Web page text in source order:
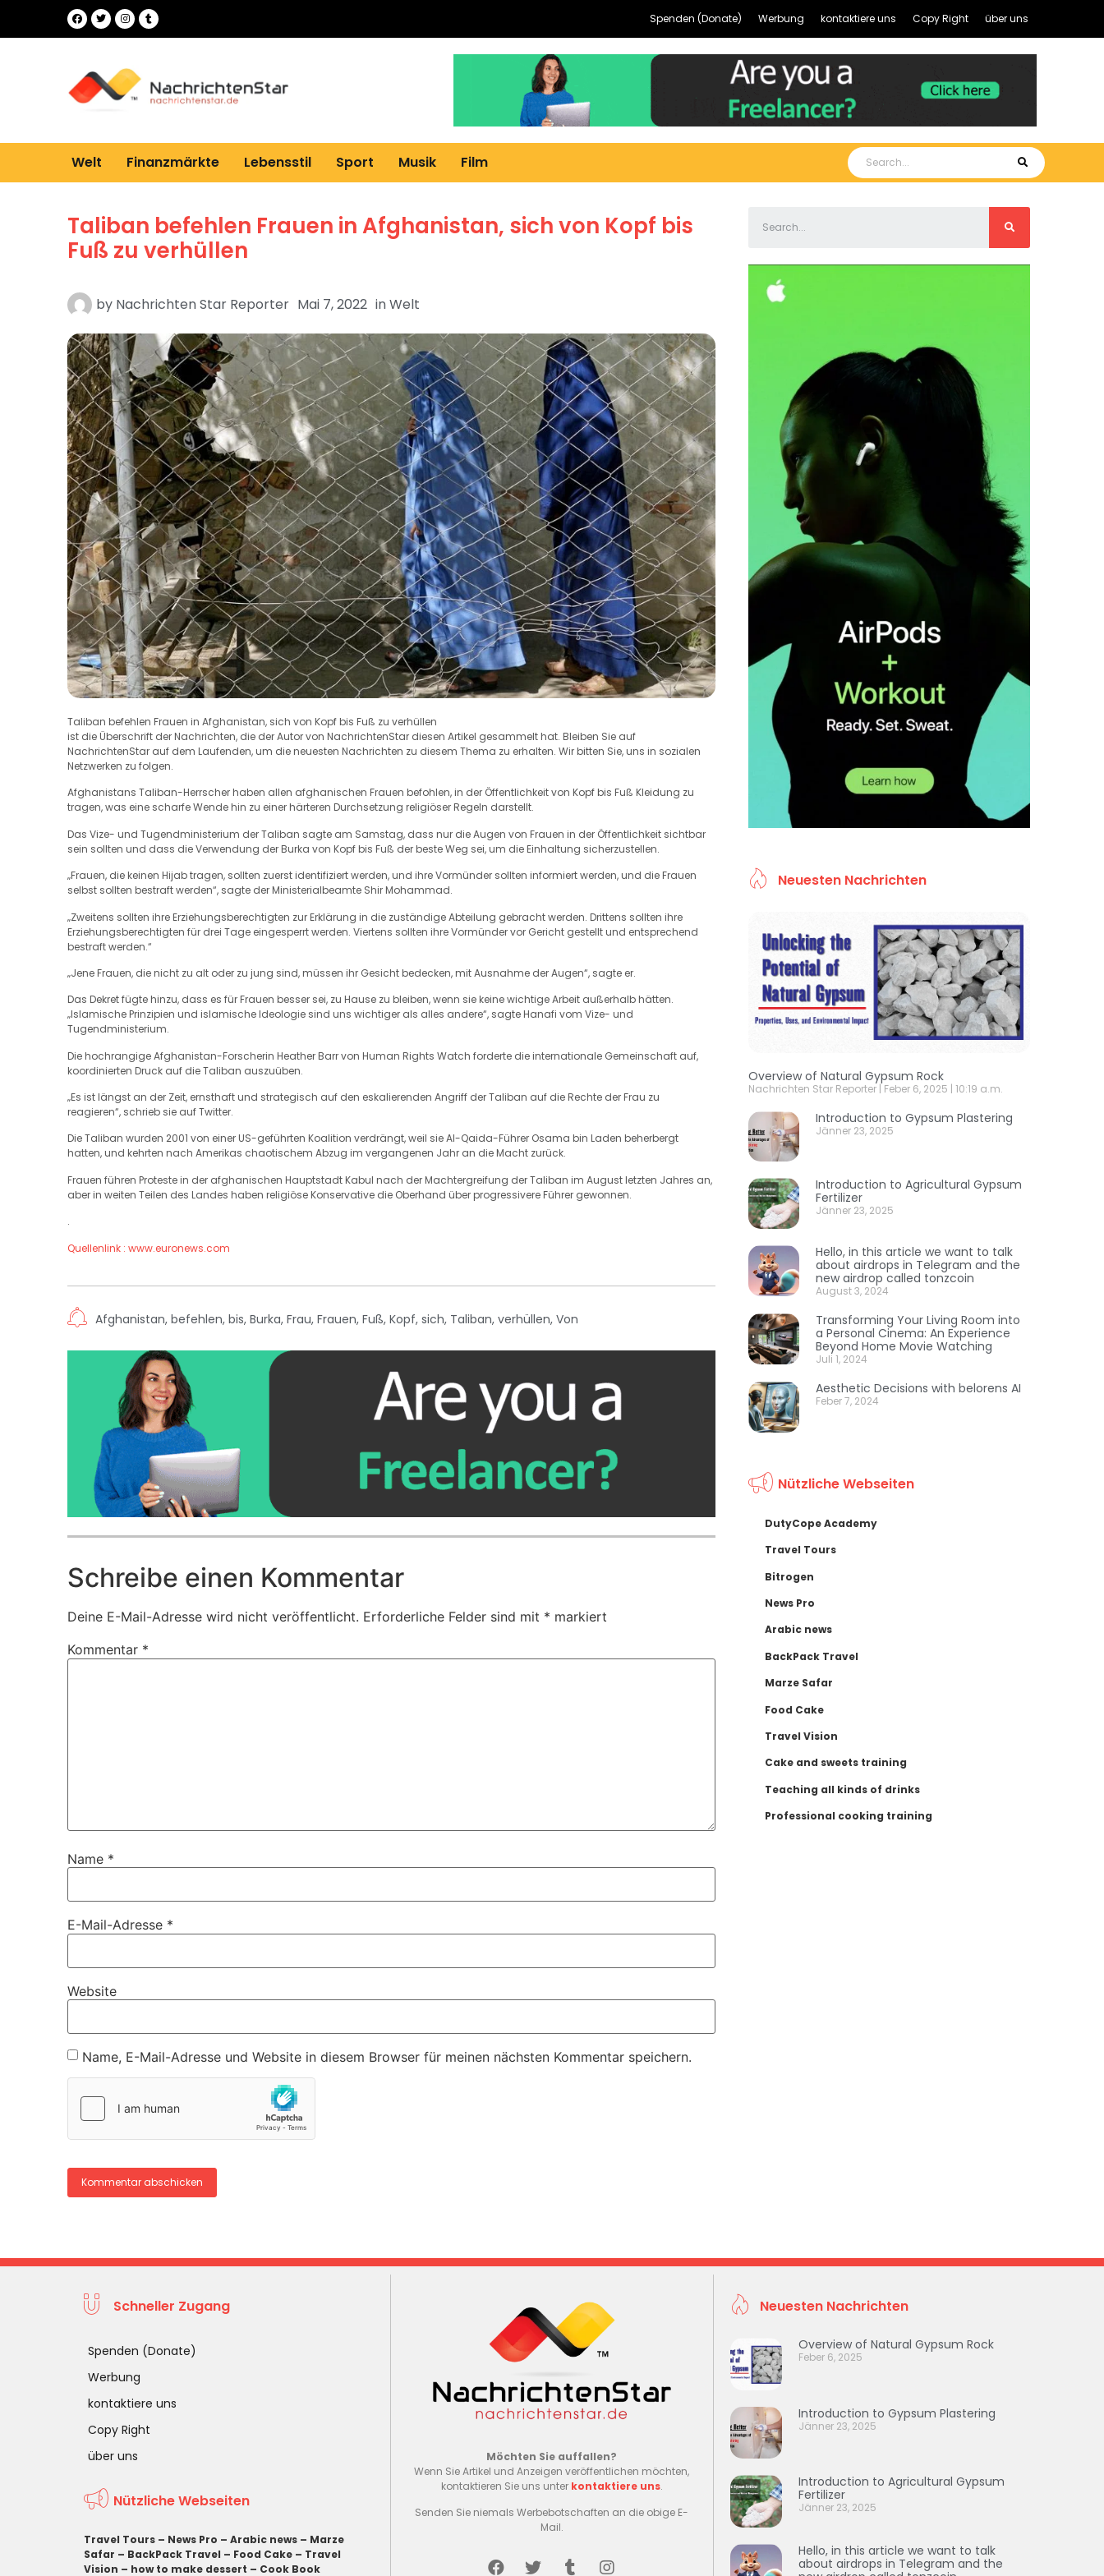
Spenden (Donate) Werbung kontaktiere uns Copy Right über uns
Welt Finanzmärkte Lebensstil Sport Musik Film
Taliban befehlen Frauen in Afghanistan, sich von Kopf bis
Fuß zu verhüllen
by Nachrichten Star Reporter Mai 7, 2022 inWelt
Taliban befehlen Frauen in Afghanistan, sich von Kopf bis Fuß zu verhüllen
ist die Überschrift der Nachrichten, die der Autor von NachrichtenStar diesen Artikel gesammelt hat. Bleiben Sie auf
NachrichtenStar auf dem Laufenden, um die neuesten Nachrichten zu diesem Thema zu erhalten. Wir bitten Sie, uns in sozialen
Netzwerken zu folgen.
Afghanistans Taliban-Herrscher haben allen afghanischen Frauen befohlen, in der Öffentlichkeit von Kopf bis Fuß Kleidung zu
tragen, was eine scharfe Wende hin zu einer härteren Durchsetzung religiöser Regeln darstellt.
Das Vize- und Tugendministerium der Taliban sagte am Samstag, dass nur die Augen von Frauen in der Öffentlichkeit sichtbar
sein sollten und dass die Verwendung der Burka von Kopf bis Fuß der beste Weg sei, um die Einhaltung sicherzustellen.
„Frauen, die keinen Hijab tragen, sollten zuerst identifiziert werden, und ihre Vormünder sollten informiert werden, und die Frauen
selbst sollten bestraft werden“, sagte der Ministerialbeamte Shir Mohammad.
„Zweitens sollten ihre Erziehungsberechtigten zur Erklärung in die zuständige Abteilung gebracht werden. Drittens sollten ihre
Erziehungsberechtigten für drei Tage eingesperrt werden. Viertens sollten ihre Vormünder vor Gericht gestellt und entsprechend
bestraft werden.“
„Jene Frauen, die nicht zu alt oder zu jung sind, müssen ihr Gesicht bedecken, mit Ausnahme der Augen“, sagte er.
Das Dekret fügte hinzu, dass es für Frauen besser sei, zu Hause zu bleiben, wenn sie keine wichtige Arbeit außerhalb hätten.
„Islamische Prinzipien und islamische Ideologie sind uns wichtiger als alles andere“, sagte Hanafi vom Vize- und
Tugendministerium.
Die hochrangige Afghanistan-Forscherin Heather Barr von Human Rights Watch forderte die internationale Gemeinschaft auf,
koordinierten Druck auf die Taliban auszuüben.
„Es ist längst an der Zeit, ernsthaft und strategisch auf den eskalierenden Angriff der Taliban auf die Rechte der Frau zu
reagieren“, schrieb sie auf Twitter.
Die Taliban wurden 2001 von einer US-geführten Koalition verdrängt, weil sie Al-Qaida-Führer Osama bin Laden beherbergt
hatten, und kehrten nach Amerikas chaotischem Abzug im vergangenen Jahr an die Macht zurück.
Frauen führen Proteste in der afghanischen Hauptstadt Kabul nach der Machtergreifung der Taliban im August letzten Jahres an,
aber in weiten Teilen des Landes haben religiöse Konservative die Oberhand über progressivere Führer gewonnen.
.
Quellenlink : www.euronews.com
Afghanistan, befehlen, bis, Burka, Frau, Frauen, Fuß, Kopf, sich, Taliban, verhüllen, Von
Schreibe einen Kommentar
Deine E-Mail-Adresse wird nicht veröffentlicht. Erforderliche Felder sind mit * markiert
Kommentar *
Name *
E-Mail-Adresse *
Website
Name, E-Mail-Adresse und Website in diesem Browser für meinen nächsten Kommentar speichern.
Neuesten Nachrichten
Overview of Natural Gypsum Rock
Nachrichten Star Reporter Feber 6, 2025 10:19 a.m.
Introduction to Gypsum Plastering
Jänner 23, 2025
Introduction to Agricultural Gypsum
Fertilizer
Jänner 23, 2025
Hello, in this article we want to talk
about airdrops in Telegram and the
new airdrop called tonzcoin
August 3, 2024
Transforming Your Living Room into
a Personal Cinema: An Experience
Beyond Home Movie Watching
Juli 1, 2024
Aesthetic Decisions with belorens AI
Feber 7, 2024
Nützliche Webseiten
DutyCope Academy
Travel Tours
Bitrogen
News Pro
Arabic news
BackPack Travel
Marze Safar
Food Cake
Travel Vision
Cake and sweets training
Teaching all kinds of drinks
Professional cooking training
Schneller Zugang
Spenden (Donate)
Werbung
kontaktiere uns
Copy Right
über uns
Nützliche Webseiten
Travel Tours – News Pro – Arabic news – Marze
Safar – BackPack Travel – Food Cake – Travel
Vision – how to make dessert – Cook Book
Möchten Sie auffallen?
Wenn Sie Artikel und Anzeigen veröffentlichen möchten,
kontaktieren Sie uns unter kontaktiere uns.
Senden Sie niemals Werbebotschaften an die obige E-
Mail.
Neuesten Nachrichten
Overview of Natural Gypsum Rock
Feber 6, 2025
Introduction to Gypsum Plastering
Jänner 23, 2025
Introduction to Agricultural Gypsum
Fertilizer
Jänner 23, 2025
Hello, in this article we want to talk
about airdrops in Telegram and the